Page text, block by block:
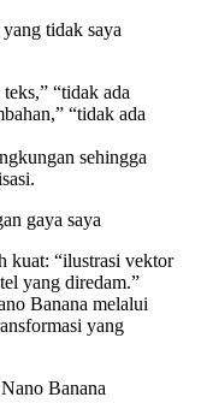
tidak saya
“tidak ada
“tidak ada
sehingga
gaya saya
kuat: “ilustrasi vektor
yang diredam.”
Banana melalui
yang
Banana